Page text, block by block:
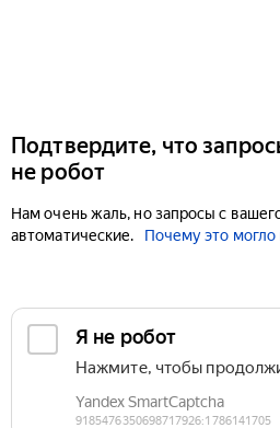
Подтвердите, что
не робот
Нам очень жаль, но запросы с
автоматические.
Почему это могло